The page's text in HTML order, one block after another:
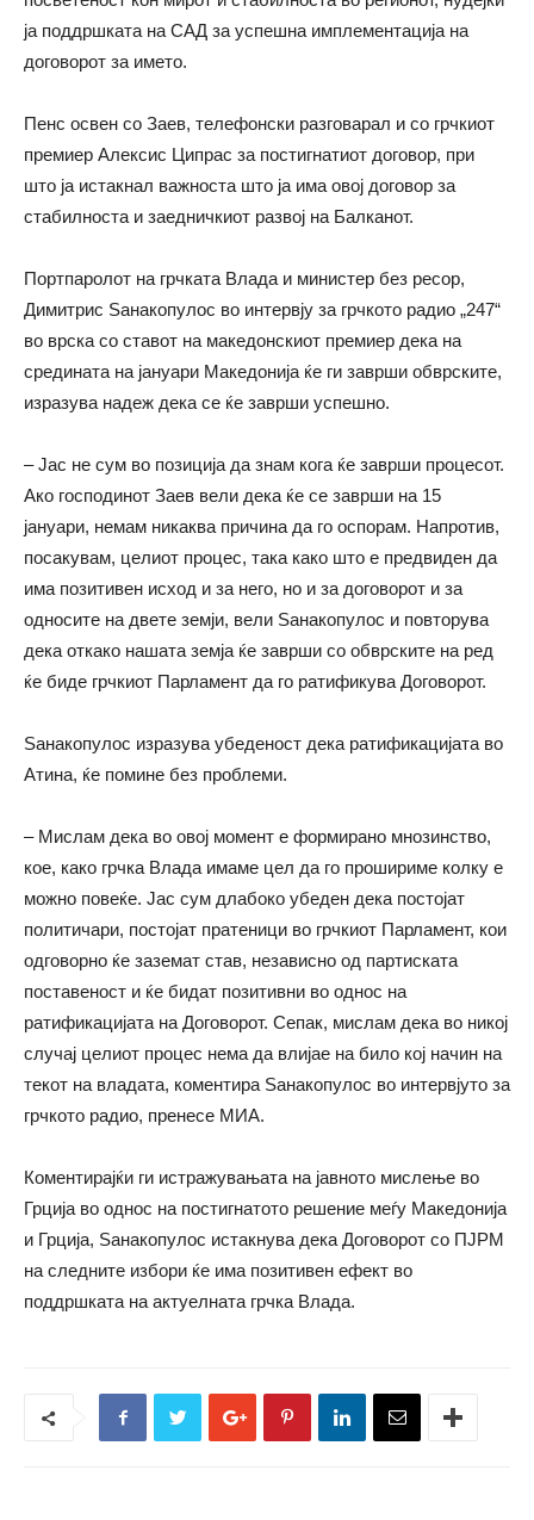
ја поддршката на САД за успешна имплементација на
договорот за името.
Пенс освен со Заев, телефонски разговарал и со грчкиот
премиер Алексис Ципрас за постигнатиот договор, при
што ја истакнал важноста што ја има овој договор за
стабилноста и заедничкиот развој на Балканот.
Портпаролот на грчката Влада и министер без ресор,
Димитрис Ѕанакопулос во интервју за грчкото радио „247“
во врска со ставот на македонскиот премиер дека на
средината на јануари Македонија ќе ги заврши обврските,
изразува надеж дека сe ќе заврши успешно.
– Јас не сум во позиција да знам кога ќе заврши процесот.
Ако господинот Заев вели дека ќе се заврши на 15
јануари, немам никаква причина да го оспорам. Напротив,
посакувам, целиот процес, така како што е предвиден да
има позитивен исход и за него, но и за договорот и за
односите на двете земји, вели Ѕанакопулос и повторува
дека откако нашата земја ќе заврши со обврските на ред
ќе биде грчкиот Парламент да го ратификува Договорот.
Ѕанакопулос изразува убеденост дека ратификацијата во
Атина, ќе помине без проблеми.
– Мислам дека во овој момент е формирано мнозинство,
кое, како грчка Влада имаме цел да го прошириме колку е
можно повеќе. Јас сум длабоко убеден дека постојат
политичари, постојат пратеници во грчкиот Парламент, кои
одговорно ќе заземат став, независно од партиската
поставеност и ќе бидат позитивни во однос на
ратификацијата на Договорот. Сепак, мислам дека во никој
случај целиот процес нема да влијае на било кој начин на
текот на владата, коментира Ѕанакопулос во интервјуто за
грчкото радио, пренесе МИА.
Коментирајќи ги истражувањата на јавното мислење во
Грција во однос на постигнатото решение меѓу Македонија
и Грција, Ѕанакопулос истакнува дека Договорот со ПЈРМ
на следните избори ќе има позитивен ефект во
поддршката на актуелната грчка Влада.